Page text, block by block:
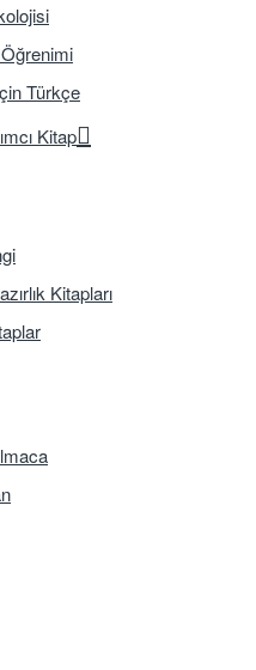
Türkçe
Kitap
Kitapları